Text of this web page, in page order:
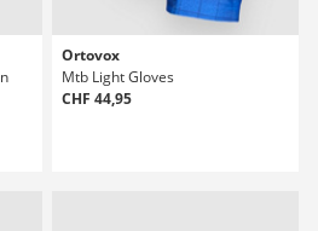
Ortovox
Mtb Light Gloves
CHF 44,95